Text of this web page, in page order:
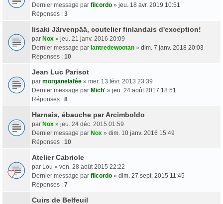
Dernier message par filcordo » jeu. 18 avr. 2019 10:51
Réponses : 3
Iisaki Järvenpää, coutelier finlandais d'exception!
par Nox » jeu. 21 janv. 2016 20:09
Dernier message par lantredewootan » dim. 7 janv. 2018 20:03
Réponses : 10
Jean Luc Parisot
par morganelafée » mer. 13 févr. 2013 23:39
Dernier message par Mich' » jeu. 24 août 2017 18:51
Réponses : 8
Harnais, ébauche par Arcimboldo
par Nox » jeu. 24 déc. 2015 01:59
Dernier message par Nox » dim. 10 janv. 2016 15:49
Réponses : 10
Atelier Cabriole
par Lou » ven. 28 août 2015 22:22
Dernier message par filcordo » dim. 27 sept. 2015 11:45
Réponses : 7
Cuirs de Belfeuil